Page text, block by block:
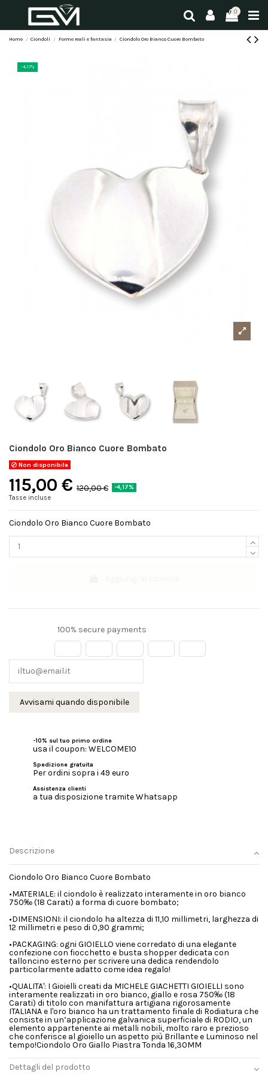
0
Home Ciondoli Forme reali e fantasia Ciondolo Oro Bianco Cuore Bombato
-4,17%
Ciondolo Oro Bianco Cuore Bombato
Non disponibile
115,00 € 120,00 €
-4,17%
Tasse incluse
Ciondolo Oro Bianco Cuore Bombato
100% secure payments
-10% sul tuo primo ordine
usa il coupon: WELCOME10
Spedizione gratuita
Per ordini sopra i 49 euro
Assistenza clienti
a tua disposizione tramite Whatsapp
Descrizione
Ciondolo Oro Bianco Cuore Bombato
•MATERIALE: il ciondolo è realizzato interamente in oro bianco
750‰ (18 Carati) a forma di cuore bombato;
•DIMENSIONI: il ciondolo ha altezza di 11,10 millimetri, larghezza di
12 millimetri e peso di 0,90 grammi;
•PACKAGING: ogni GIOIELLO viene corredato di una elegante
confezione con fiocchetto e busta shopper dedicata con
talloncino esterno per scrivere una dedica rendendolo
particolarmente adatto come idea regalo!
•QUALITA': I Gioielli creati da MICHELE GIACHETTI GIOIELLI sono
interamente realizzati in oro bianco, giallo e rosa 750‰ (18
Carati) di titolo con manifattura artigiana rigorosamente
ITALIANA e l'oro bianco ha un trattamento finale di Rodiatura che
consiste in un’applicazione galvanica superficiale di RODIO, un
elemento appartenente ai metalli nobili, molto raro e prezioso
che conferisce al gioiello un aspetto più Brillante e Luminoso nel
tempo!Ciondolo Oro Giallo Piastra Tonda 16,30MM
Dettagli del prodotto